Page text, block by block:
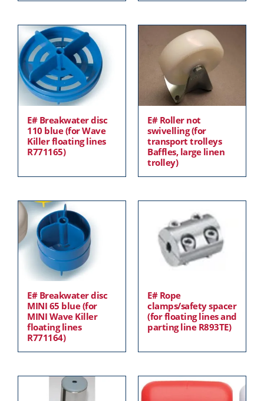
E# Breakwater disc
110 blue (for Wave
Killer floating lines
R771165)
E# Roller not
swivelling (for
transport trolleys
Baffles, large linen
trolley)
E# Breakwater disc
MINI 65 blue (for
MINI Wave Killer
floating lines
R771164)
E# Rope
clamps/safety spacer
(for floating lines and
parting line R893TE)